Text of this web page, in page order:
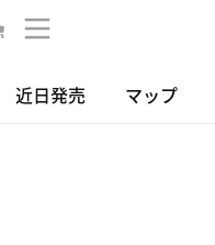
近日発売 マップ